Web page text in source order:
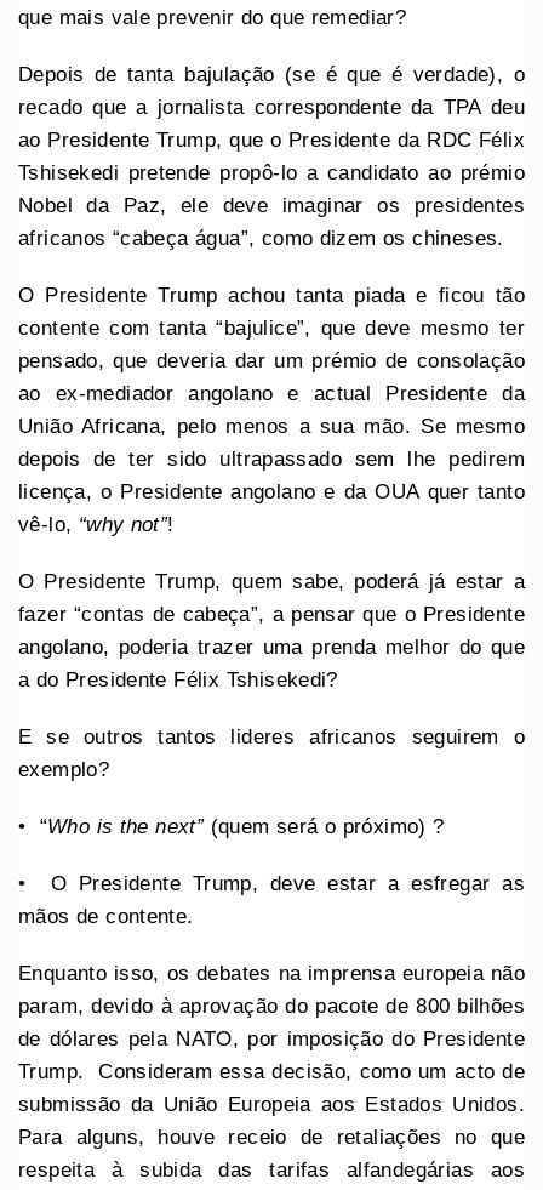
que mais vale prevenir do que remediar?
Depois de tanta bajulação (se é que é verdade), o
recado que a jornalista correspondente da TPA deu
ao Presidente Trump, que o Presidente da RDC Félix
Tshisekedi pretende propô-lo a candidato ao prémio
Nobel da Paz, ele deve imaginar os presidentes
africanos “cabeça água”, como dizem os chineses.
O Presidente Trump achou tanta piada e ficou tão
contente com tanta “bajulice”, que deve mesmo ter
pensado, que deveria dar um prémio de consolação
ao ex-mediador angolano e actual Presidente da
União Africana, pelo menos a sua mão. Se mesmo
depois de ter sido ultrapassado sem lhe pedirem
licença, o Presidente angolano e da OUA quer tanto
vê-lo, “why not”!
O Presidente Trump, quem sabe, poderá já estar a
fazer “contas de cabeça”, a pensar que o Presidente
angolano, poderia trazer uma prenda melhor do que
a do Presidente Félix Tshisekedi?
E se outros tantos lideres africanos seguirem o
exemplo?
•⁠ “Who is the next”(quem será o próximo) ?
•⁠ ⁠O Presidente Trump, deve estar a esfregar as
mãos de contente.
Enquanto isso, os debates na imprensa europeia não
param, devido à aprovação do pacote de 800 bilhões
de dólares pela NATO, por imposição do Presidente
Trump. Consideram essa decisão, como um acto de
submissão da União Europeia aos Estados Unidos.
Para alguns, houve receio de retaliações no que
respeita à subida das tarifas alfandegárias aos